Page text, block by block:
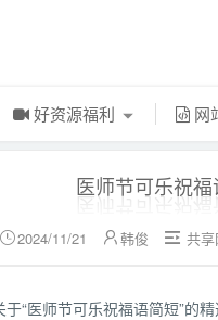
好资源福利 网
医师节可乐祝
2024/11/21 韩俊  共
“医师节可乐祝福语简短”的